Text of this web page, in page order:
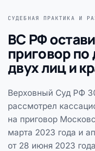
СУДЕБНАЯ ПРАКТИКА И
ВС РФ
приговор по
двух лиц и
Верховный Суд РФ
рассмотрел
на приговор
марта 2023 года и
от 28 июня 2023